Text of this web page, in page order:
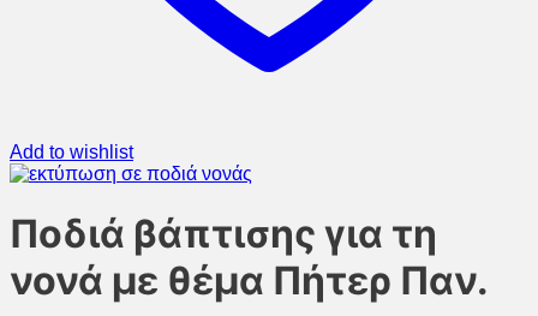
Add to wishlist
Ποδιά βάπτισης για τη
νονά με θέμα Πήτερ Παν.